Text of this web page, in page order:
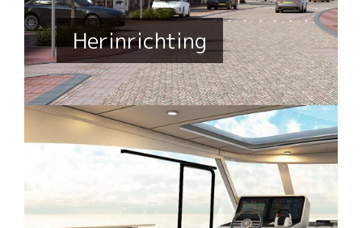
Herinrichting